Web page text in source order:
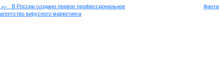
←
В России создано первое профессиональное
агентство вирусного маркетинга